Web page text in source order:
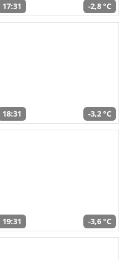
17:31 -2,8 °C
18:31 -3,2 °C
19:31 -3,6 °C